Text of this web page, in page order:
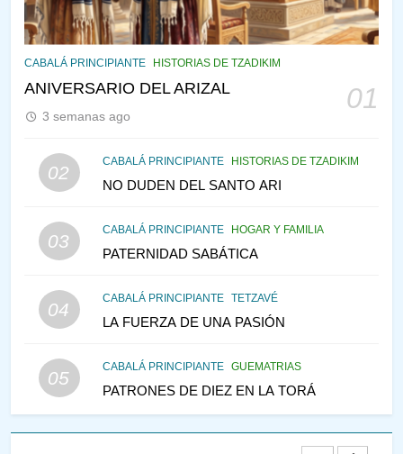
CABALÁ PRINCIPIANTE HISTORIAS DE TZADIKIM
ANIVERSARIO DEL ARIZAL 01
3 semanas ago
02
CABALÁ PRINCIPIANTE HISTORIAS DE TZADIKIM
NO DUDEN DEL SANTO ARI
03
CABALÁ PRINCIPIANTE HOGAR Y FAMILIA
PATERNIDAD SABÁTICA
04
CABALÁ PRINCIPIANTE TETZAVÉ
LA FUERZA DE UNA PASIÓN
05
CABALÁ PRINCIPIANTE GUEMATRIAS
PATRONES DE DIEZ EN LA TORÁ
144
CABALÁ Y JASIDUT: EL
CONSEJO DE LOS PADRES
145
TEMPLO Y LA ALEGRÍA EN
VEAMOS ¿POR QUÉ
IEHOSHÚA? Y LA QUEJA DE
1
CONVERSAR CON LA MUJER
A LA LUZ DEL JUDAÍSMO